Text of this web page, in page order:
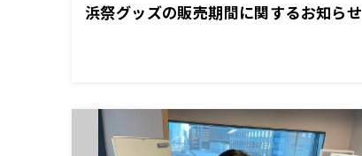
浜祭グッズの販売期間に関するお知らせ